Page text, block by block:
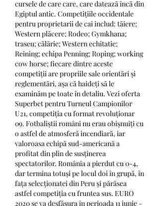
cursele de care care, care datează încă din
Egiptul antic. Competițiile occidentale
pentru proprietarii de cai includ: tăiere;
Western plăcere; Rodeo; Gymkhana;
traseu; călărie; Western echitatie;
Reining; echipa Penning; Roping; working
cow horse; fiecare dintre aceste
competiții are propriile sale orientări și
reglementări, așa că haideți să le
examinăm pe toate în detaliu. Vezi oferta
Superbet pentru Turneul Campionilor
U21, competiția cu format revoluționar
09. Fotbaliștii români nu erau obișnuiți cu
o astfel de atmosferă incendiară, iar
valoroasa echipă sud-americană a
profitat din plin de susținerea
spectatorilor. România a pierdut cu 0-4,
dar termina totuși pe locul doi în grupă, în
fața selecționatei din Peru și părăsea
astfel competiția cu fruntea sus. EURO
2020 se va desfăşura în perioada 11 iunie -